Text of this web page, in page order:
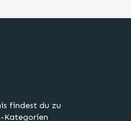
findest du zu
Kategorien